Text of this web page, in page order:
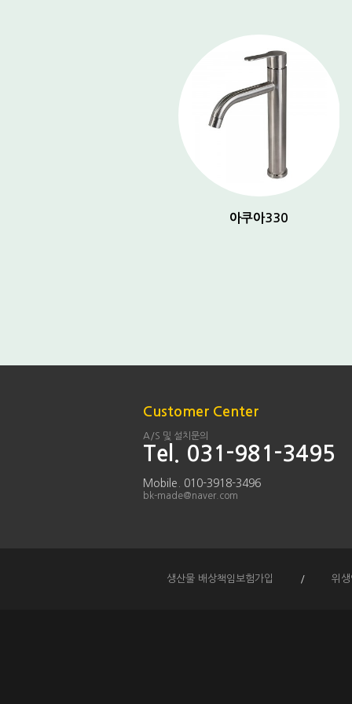
아쿠아330
Customer Center
A/S 및 설치문의
Tel. 031-981-3495
Mobile. 010-3918-3496
bk-made@naver.com
생산물 배상책임보험가입 / 위